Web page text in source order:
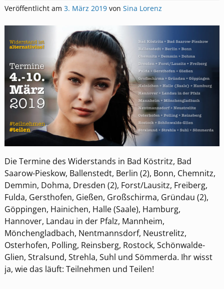
Veröffentlicht am 3. März 2019 von Sina Lorenz
Die Termine des Widerstands in Bad Köstritz, Bad
Saarow-Pieskow, Ballenstedt, Berlin (2), Bonn, Chemnitz,
Demmin, Dohma, Dresden (2), Forst/Lausitz, Freiberg,
Fulda, Gersthofen, Gießen, Großschirma, Gründau (2),
Göppingen, Hainichen, Halle (Saale), Hamburg,
Hannover, Landau in der Pfalz, Mannheim,
Mönchengladbach, Nentmannsdorf, Neustrelitz,
Osterhofen, Polling, Reinsberg, Rostock, Schönwalde-
Glien, Stralsund, Strehla, Suhl und Sömmerda. Ihr wisst
ja, wie das läuft: Teilnehmen und Teilen!